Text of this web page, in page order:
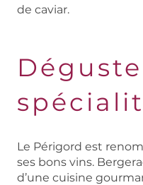
de caviar.
Le Périgord est
ses bons vins.
d’une cuisine